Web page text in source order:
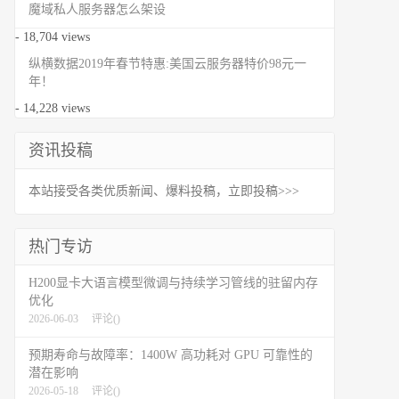
魔域私人服务器怎么架设
- 18,704 views
纵横数据2019年春节特惠:美国云服务器特价98元一
年！
- 14,228 views
资讯投稿
本站接受各类优质新闻、爆料投稿，立即投稿>>>
热门专访
H200显卡大语言模型微调与持续学习管线的驻留内存
优化
2026-06-03 评论()
预期寿命与故障率：1400W 高功耗对 GPU 可靠性的
潜在影响
2026-05-18 评论()